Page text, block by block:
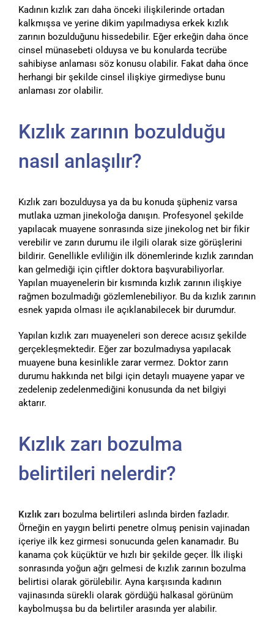
Kadının kızlık zarı daha önceki ilişkilerinde ortadan
kalkmışsa ve yerine dikim yapılmadıysa erkek kızlık
zarının bozulduğunu hissedebilir. Eğer erkeğin daha önce
cinsel münasebeti olduysa ve bu konularda tecrübe
sahibiyse anlaması söz konusu olabilir. Fakat daha önce
herhangi bir şekilde cinsel ilişkiye girmediyse bunu
anlaması zor olabilir.
Kızlık zarının bozulduğu
nasıl anlaşılır?
Kızlık zarı bozulduysa ya da bu konuda şüpheniz varsa
mutlaka uzman jinekoloğa danışın. Profesyonel şekilde
yapılacak muayene sonrasında size jinekolog net bir fikir
verebilir ve zarın durumu ile ilgili olarak size görüşlerini
bildirir. Genellikle evliliğin ilk dönemlerinde kızlık zarından
kan gelmediği için çiftler doktora başvurabiliyorlar.
Yapılan muayenelerin bir kısmında kızlık zarının ilişkiye
rağmen bozulmadığı gözlemlenebiliyor. Bu da kızlık zarının
esnek yapıda olması ile açıklanabilecek bir durumdur.
Yapılan kızlık zarı muayeneleri son derece acısız şekilde
gerçekleşmektedir. Eğer zar bozulmadıysa yapılacak
muayene buna kesinlikle zarar vermez. Doktor zarın
durumu hakkında net bilgi için detaylı muayene yapar ve
zedelenip zedelenmediğini konusunda da net bilgiyi
aktarır.
Kızlık zarı bozulma
belirtileri nelerdir?
Kızlık zarı bozulma belirtileri aslında birden fazladır.
Örneğin en yaygın belirti penetre olmuş penisin vajinadan
içeriye ilk kez girmesi sonucunda gelen kanamadır. Bu
kanama çok küçüktür ve hızlı bir şekilde geçer. İlk ilişki
sonrasında yoğun ağrı gelmesi de kızlık zarının bozulma
belirtisi olarak görülebilir. Ayna karşısında kadının
vajinasında sürekli olarak gördüğü halkasal görünüm
kaybolmuşsa bu da belirtiler arasında yer alabilir.